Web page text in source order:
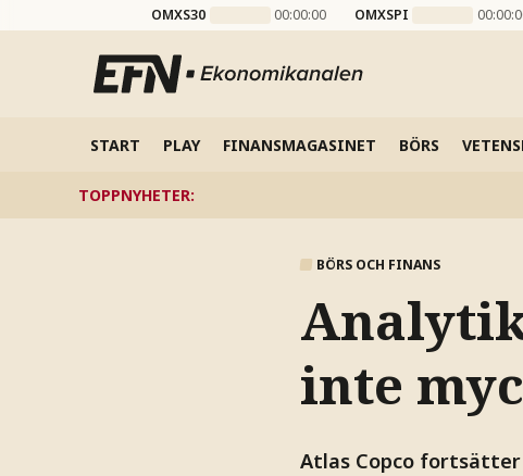
OMXS30 00:00:00 OMXSPI
START PLAY FINANSMAGASINET BÖRS
TOPPNYHETER:
BÖRS OCH FINANS
inte
Atlas Copco